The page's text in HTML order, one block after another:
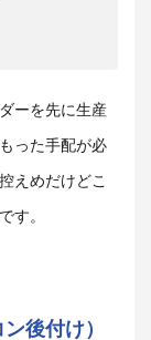
ーを先に生産
った手配が必
えめだけどこ
す。
後付け）